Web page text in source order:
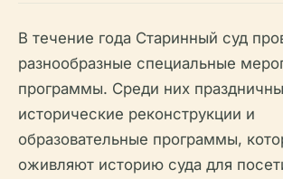
В течение года Старинный суд
разнообразные специальные
программы. Среди них
исторические реконструкции и
образовательные программы,
оживляют историю суда для